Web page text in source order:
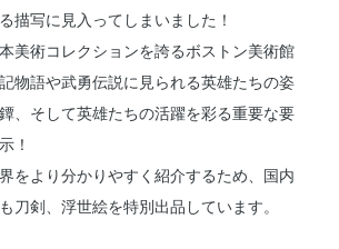
描写に見入ってしまいました！
美術コレクションを誇るボストン美術館
物語や武勇伝説に見られる英雄たちの姿
、そして英雄たちの活躍を彩る重要な要
！
をより分かりやすく紹介するため、国内
刀剣、浮世絵を特別出品しています。